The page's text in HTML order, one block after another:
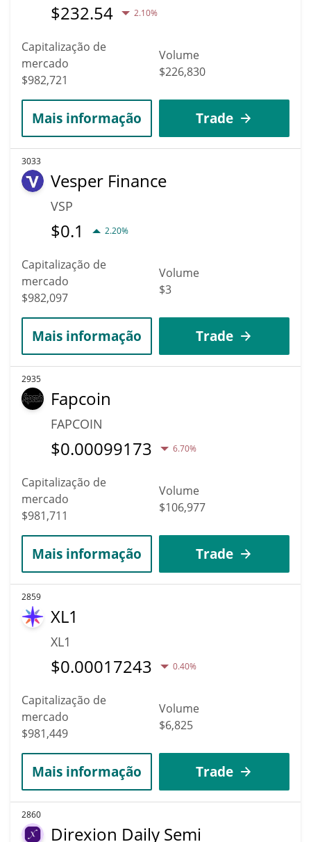
$232.54 2.10%
Capitalização de
mercado
$982,721
Volume
$226,830
Mais informação Trade
3033
Vesper Finance
VSP
$0.1 2.20%
Capitalização de
mercado
$982,097
Volume
$3
Mais informação Trade
2935
Fapcoin
FAPCOIN
$0.00099173 6.70%
Capitalização de
mercado
$981,711
Volume
$106,977
Mais informação Trade
2859
XL1
XL1
$0.00017243 0.40%
Capitalização de
mercado
$981,449
Volume
$6,825
Mais informação Trade
2860
Direxion Daily Semi